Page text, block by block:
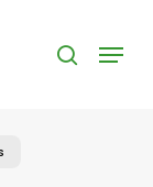
search
Menu